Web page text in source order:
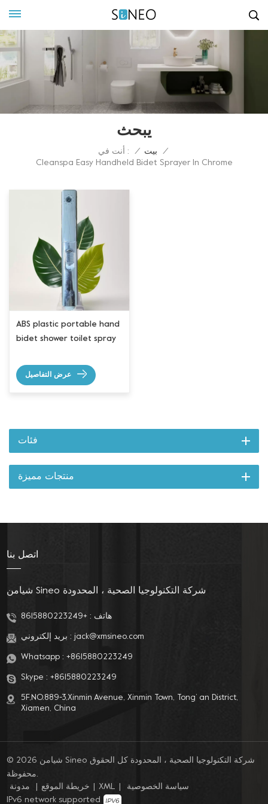
يبحث
أنت في : / بيت
/
Cleanspa Easy Handheld Bidet Sprayer In Chrome
ABS plastic portable hand
bidet shower toilet spray
عرض التفاصيل
فئات
منتجات مميزة
اتصل بنا
شيامن Sineo شركة التكنولوجيا الصحية ، المحدودة
هاتف :+8615880223249
بريد إلكتروني : jack@xmsineo.com
Whatsapp : +8615880223249
Skype : +8615880223249
5F,NO.889-3,Xinmin Avenue, Xinmin Town, Tong’ an District,
Xiamen, China
© 2026 شيامن Sineo شركة التكنولوجيا الصحية ، المحدودة كل الحقوق
محفوظة.
مدونة
خريطة الموقع XML
سياسة الخصوصية
IPv6 network supported